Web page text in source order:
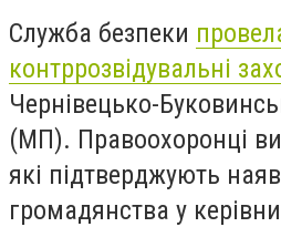
Служба безпеки
контррозвідувальні
Чернівецько-
(МП). Правоохоронці
які підтверджують
громадянства у